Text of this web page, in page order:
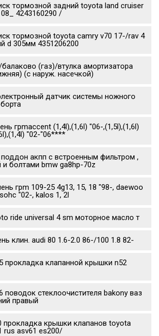
тормозной задний toyota land cruiser
4243160290 /
тормозной toyota camry v70 17-/rav 4
d 305мм 4351206200
(газ)/втулка амортизатора
(с наруж. насечкой)
датчик системы ножного
грmaccent (1,4l),(1,6l) "06-,(1,5l),(1,6l)
"02-"06****
поддон акпп с встроенным фильтром ,
и болтами bmw ga8hp-70z
грm 109-25 4g13, 15, 18 "98-, daewoo
"02-, kalos 1, 2l
ride universal 4 sm моторное масло т
клин. audi 80 1.6-2.0 86-/100 1.8 82-
прокладка клапанной крышки n52
поводок стеклоочистителя bakony ваз
правый
прокладка крышки клапанов toyota
rus asv61 es200/